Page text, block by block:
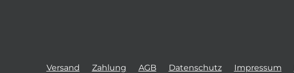
Versand Zahlung AGB Datenschutz Impressum